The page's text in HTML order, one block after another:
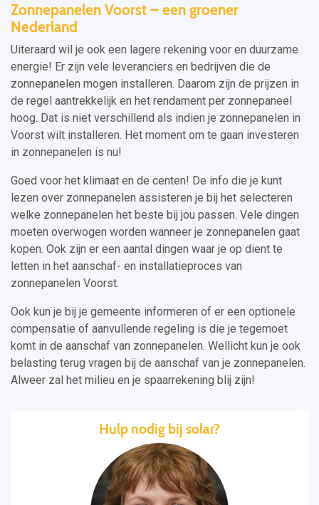
Zonnepanelen Voorst – een groener
Nederland
Uiteraard wil je ook een lagere rekening voor en duurzame
energie! Er zijn vele leveranciers en bedrijven die de
zonnepanelen mogen installeren. Daarom zijn de prijzen in
de regel aantrekkelijk en het rendament per zonnepaneel
hoog. Dat is niet verschillend als indien je zonnepanelen in
Voorst wilt installeren. Het moment om te gaan investeren
in zonnepanelen is nu!
Goed voor het klimaat en de centen! De info die je kunt
lezen over zonnepanelen assisteren je bij het selecteren
welke zonnepanelen het beste bij jou passen. Vele dingen
moeten overwogen worden wanneer je zonnepanelen gaat
kopen. Ook zijn er een aantal dingen waar je op dient te
letten in het aanschaf- en installatieproces van
zonnepanelen Voorst.
Ook kun je bij je gemeente informeren of er een optionele
compensatie of aanvullende regeling is die je tegemoet
komt in de aanschaf van zonnepanelen. Wellicht kun je ook
belasting terug vragen bij de aanschaf van je zonnepanelen.
Alweer zal het milieu en je spaarrekening blij zijn!
Hulp nodig bij solar?